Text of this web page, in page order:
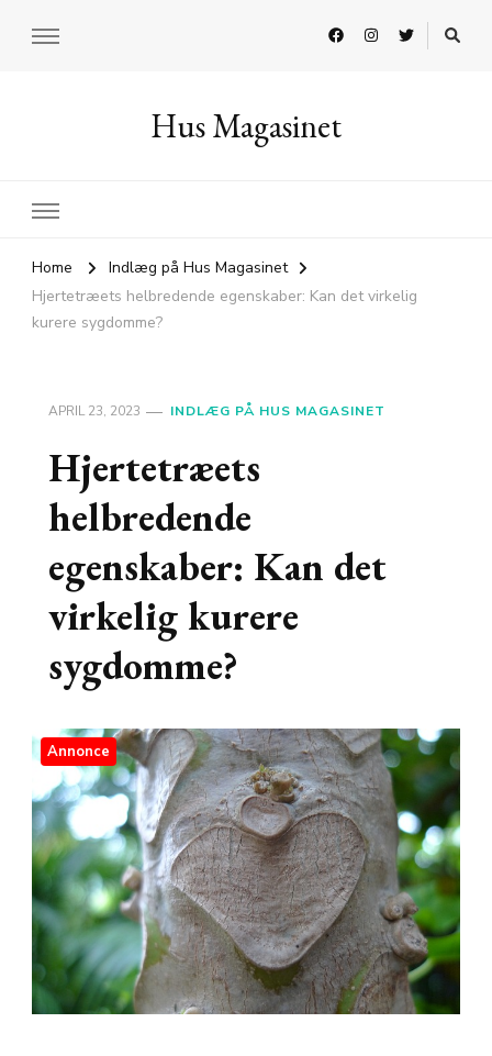
Hus Magasinet
Home
Indlæg på Hus Magasinet
Hjertetræets helbredende egenskaber: Kan det virkelig
kurere sygdomme?
APRIL 23, 2023 INDLÆG PÅ HUS MAGASINET
Hjertetræets
helbredende
egenskaber: Kan det
virkelig kurere
sygdomme?
Annonce